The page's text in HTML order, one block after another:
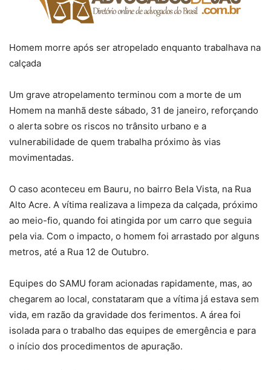
Homem morre após ser atropelado enquanto trabalhava na
calçada
Um grave atropelamento terminou com a morte de um
Homem na manhã deste sábado, 31 de janeiro, reforçando
o alerta sobre os riscos no trânsito urbano e a
vulnerabilidade de quem trabalha próximo às vias
movimentadas.
O caso aconteceu em Bauru, no bairro Bela Vista, na Rua
Alto Acre. A vítima realizava a limpeza da calçada, próximo
ao meio-fio, quando foi atingida por um carro que seguia
pela via. Com o impacto, o homem foi arrastado por alguns
metros, até a Rua 12 de Outubro.
Equipes do SAMU foram acionadas rapidamente, mas, ao
chegarem ao local, constataram que a vítima já estava sem
vida, em razão da gravidade dos ferimentos. A área foi
isolada para o trabalho das equipes de emergência e para
o início dos procedimentos de apuração.